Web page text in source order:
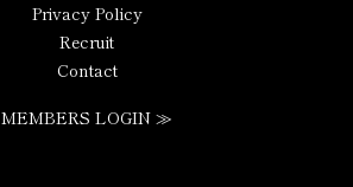
Privacy Policy
Recruit
Contact
MEMBERS LOGIN ≫